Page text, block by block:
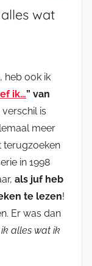
wat
heb ook ik
ik…” van
verschil is
meer
terugzoeken
in 1998
als juf heb
te lezen!
Er was dan
alles wat ik